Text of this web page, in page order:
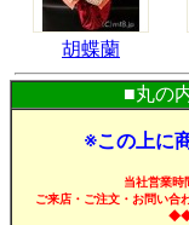
胡蝶蘭
■丸の
※この上に
当社営業時
ご来店・ご注文・お問い合
◆◆